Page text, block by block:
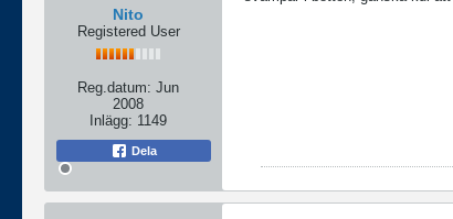
Nito
Registered User
Reg.datum: Jun
2008
Inlägg: 1149
Dela